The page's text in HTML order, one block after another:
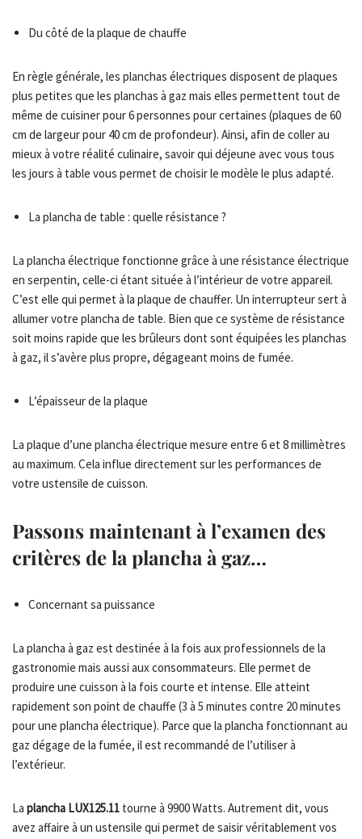
Du côté de la plaque de chauffe
En règle générale, les planchas électriques disposent de plaques
plus petites que les planchas à gaz mais elles permettent tout de
même de cuisiner pour 6 personnes pour certaines (plaques de 60
cm de largeur pour 40 cm de profondeur). Ainsi, afin de coller au
mieux à votre réalité culinaire, savoir qui déjeune avec vous tous
les jours à table vous permet de choisir le modèle le plus adapté.
La plancha de table : quelle résistance ?
La plancha électrique fonctionne grâce à une résistance électrique
en serpentin, celle-ci étant située à l’intérieur de votre appareil.
C’est elle qui permet à la plaque de chauffer. Un interrupteur sert à
allumer votre plancha de table. Bien que ce système de résistance
soit moins rapide que les brûleurs dont sont équipées les planchas
à gaz, il s’avère plus propre, dégageant moins de fumée.
L’épaisseur de la plaque
La plaque d’une plancha électrique mesure entre 6 et 8 millimètres
au maximum. Cela influe directement sur les performances de
votre ustensile de cuisson.
Passons maintenant à l’examen des
critères de la plancha à gaz…
Concernant sa puissance
La plancha à gaz est destinée à la fois aux professionnels de la
gastronomie mais aussi aux consommateurs. Elle permet de
produire une cuisson à la fois courte et intense. Elle atteint
rapidement son point de chauffe (3 à 5 minutes contre 20 minutes
pour une plancha électrique). Parce que la plancha fonctionnant au
gaz dégage de la fumée, il est recommandé de l’utiliser à
l’extérieur.
La plancha LUX125.11 tourne à 9900 Watts. Autrement dit, vous
avez affaire à un ustensile qui permet de saisir véritablement vos